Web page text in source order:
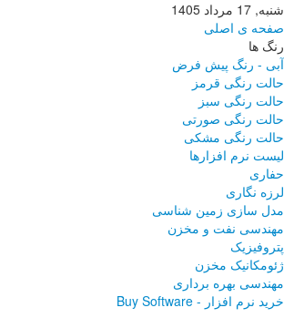
شنبه, 17 مرداد 1405
صفحه ی اصلی
رنگ ها
آبی - رنگ پیش فرض
حالت رنگی قرمز
حالت رنگی سبز
حالت رنگی صورتی
حالت رنگی مشکی
لیست نرم افزارها
حفاری
لرزه نگاری
مدل سازی زمین شناسی
مهندسی نفت و مخزن
پتروفیزیک
ژئومکانیک مخزن
مهندسی بهره برداری
خرید نرم افزار - Buy Software